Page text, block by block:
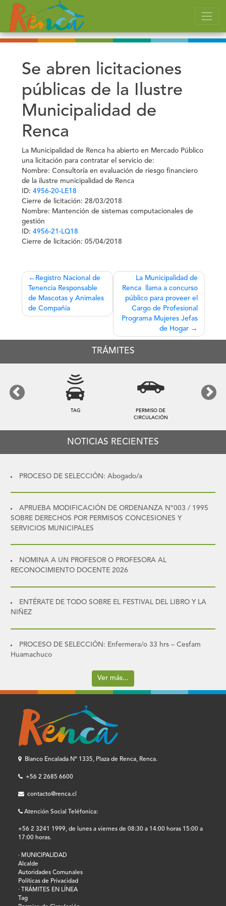
Se abren licitaciones
públicas de la Ilustre
Municipalidad de
Renca
La Municipalidad de Renca ha abierto en Mercado Público
una licitación para contratar el servicio de:
Nombre: Consultoría en evaluación de riesgo financiero
de la ilustre municipalidad de Renca
ID: 4956-20-LE18
Cierre de licitación: 28/03/2018
Nombre: Mantención de sistemas computacionales de
gestión
ID: 4956-21-LQ18
Cierre de licitación: 05/04/2018
Navegación
de
entradas
Registro Nacional de
Tenencia Responsable
de Mascotas y Animales
de Compañía
La Municipalidad de
Renca llama a concurso
público para proveer el
Cargo de Profesional
Programa Mujeres Jefas
de Hogar
TRÁMITES
TAG
PERMISO DE
CIRCULACIÓN
Previous Next
NOTICIAS RECIENTES
PROCESO DE SELECCIÓN: Abogado/a
APRUEBA MODIFICACIÓN DE ORDENANZA N°003 / 1995
SOBRE DERECHOS POR PERMISOS CONCESIONES Y
SERVICIOS MUNICIPALES
NOMINA A UN PROFESOR O PROFESORA AL
RECONOCIMIENTO DOCENTE 2026
ENTÉRATE DE TODO SOBRE EL FESTIVAL DEL LIBRO Y LA
NIÑEZ
PROCESO DE SELECCIÓN: Enfermera/o 33 hrs – Cesfam
Huamachuco
Ver más...
Blanco Encalada Nº 1335, Plaza de Renca, Renca.
+56 2 2685 6600
contacto@renca.cl
Atención Social Teléfonica:
+56 2 3241 1999, de lunes a viernes de 08:30 a 14:00 horas 15:00 a
17:00 horas.
· MUNICIPALIDAD
Alcalde
Autoridades Comunales
Políticas de Privacidad
· TRÁMITES EN LÍNEA
Tag